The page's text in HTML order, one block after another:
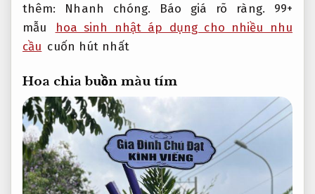
thêm: Nhanh chóng. Báo giá rõ ràng. 99+
mẫu
hoa sinh nhật áp dụng cho nhiều nhu
cầu cuốn hút nhất
Hoa chia buồn màu tím